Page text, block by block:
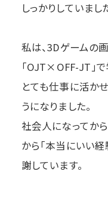
しっかりしていまし
私は、3Dゲームの
「OJT×OFF-JT」
とても仕事に活か
うになりました。
社会人になってか
から「本当にいい
謝しています。